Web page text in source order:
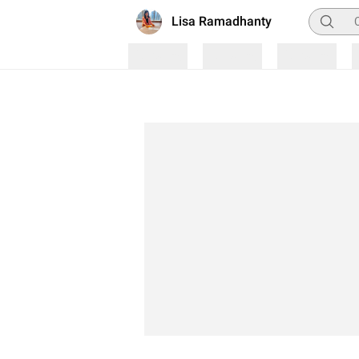
Lisa Ramadhanty